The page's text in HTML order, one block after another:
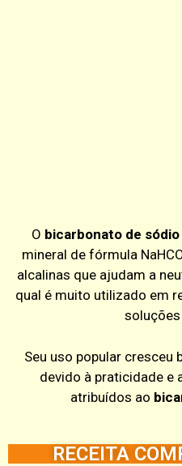
O bicarbonato de sódio
mineral de fórmula
alcalinas que ajudam a
qual é muito utilizado em
Seu uso popular cresceu
devido à praticidade e
atribuídos ao
RECEITA